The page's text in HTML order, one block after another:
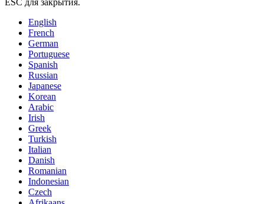
English
French
German
Portuguese
Spanish
Russian
Japanese
Korean
Arabic
Irish
Greek
Turkish
Italian
Danish
Romanian
Indonesian
Czech